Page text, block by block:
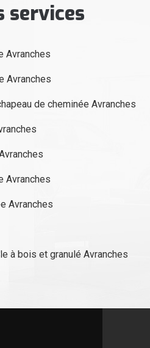
services
Avranches
Avranches
de cheminée Avranches
Avranches
Avranches
à bois et granulé Avranches